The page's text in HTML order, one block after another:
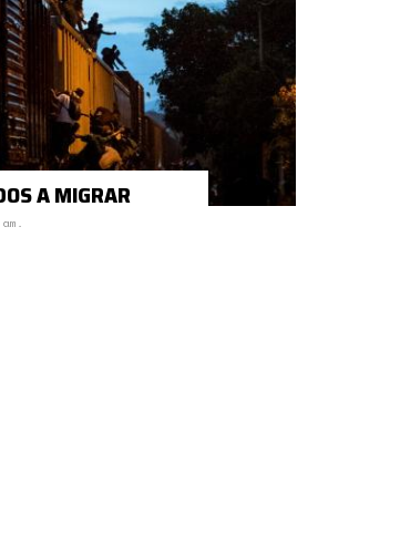
A MIGRAR